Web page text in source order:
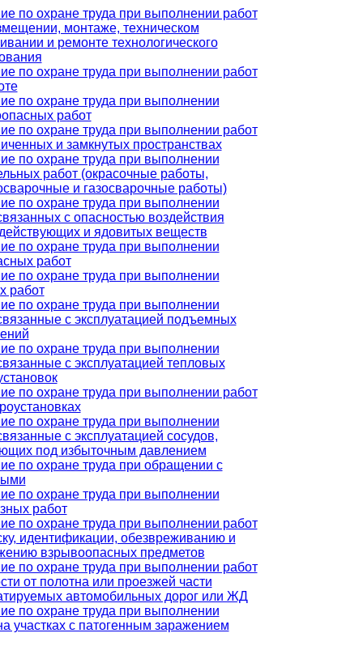
по охране труда при выполнении работ
монтаже, техническом
и ремонте технологического
по охране труда при выполнении работ
по охране труда при выполнении
работ
по охране труда при выполнении работ
и замкнутых пространствах
по охране труда при выполнении
работ (окрасочные работы,
и газосварочные работы)
по охране труда при выполнении
с опасностью воздействия
и ядовитых веществ
по охране труда при выполнении
работ
по охране труда при выполнении
работ
по охране труда при выполнении
с эксплуатацией подъемных
по охране труда при выполнении
с эксплуатацией тепловых
по охране труда при выполнении работ
по охране труда при выполнении
с эксплуатацией сосудов,
под избыточным давлением
по охране труда при обращении с
по охране труда при выполнении
работ
по охране труда при выполнении работ
идентификации, обезвреживанию и
взрывоопасных предметов
по охране труда при выполнении работ
от полотна или проезжей части
автомобильных дорог или ЖД
по охране труда при выполнении
участках с патогенным заражением